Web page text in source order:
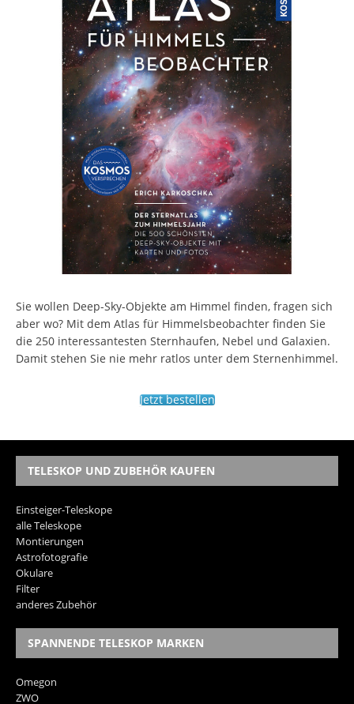
Sie wollen Deep-Sky-Objekte am Himmel finden, fragen sich
aber wo? Mit dem Atlas für Himmelsbeobachter finden Sie
die 250 interessantesten Sternhaufen, Nebel und Galaxien.
Damit stehen Sie nie mehr ratlos unter dem Sternenhimmel.
Jetzt bestellen
TELESKOP UND ZUBEHÖR KAUFEN
Einsteiger-Teleskope
alle Teleskope
Montierungen
Astrofotografie
Okulare
Filter
anderes Zubehör
SPANNENDE TELESKOP MARKEN
Omegon
ZWO